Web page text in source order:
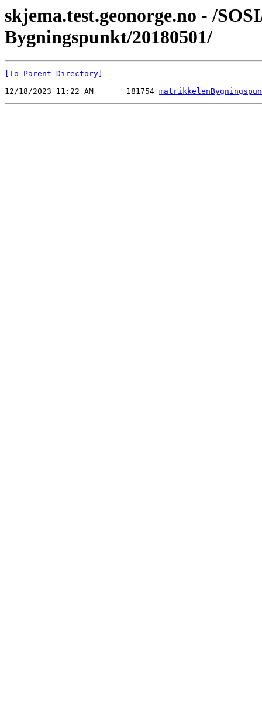
skjema.test.geonorge.no - /
Bygningspunkt/20180501/
[To Parent Directory]
12/18/2023 11:22 AM       181754